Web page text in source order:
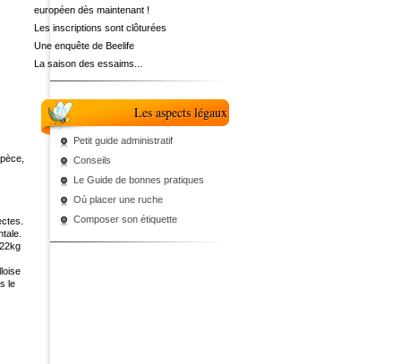
le
européen dès maintenant !
Les inscriptions sont clôturées
Une enquête de Beelife
La saison des essaims...
Les aspects légaux
Petit guide administratif
Conseils
Le Guide de bonnes pratiques
Où placer une ruche
Composer son étiquette